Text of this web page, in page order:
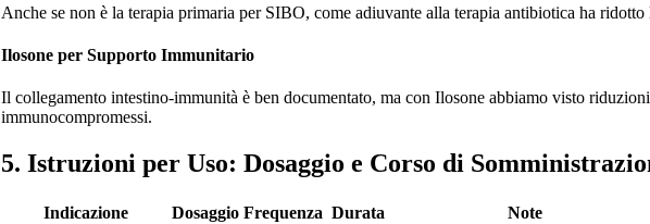
Anche se non è la terapia primaria per SIBO, come adiuvante alla terapia antibiotica ha
Ilosone per Supporto Immunitario
Il collegamento intestino-immunità è ben documentato, ma con Ilosone abbiamo visto
immunocompromessi.
5. Istruzioni per Uso: Dosaggio e Corso di
Indicazione Dosaggio Frequenza Durata Note